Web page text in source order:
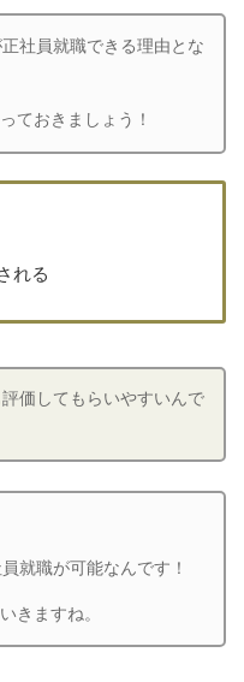
社員就職できる理由とな
ておきましょう！
れる
価してもらいやすいんで
就職が可能なんです！
きますね。